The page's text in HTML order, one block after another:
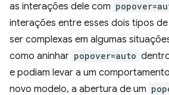
as interações dele com
interações entre esses dois tipos
ser complexas em algumas
como aninhar popover=auto
e podiam levar a um
novo modelo, a abertura de um